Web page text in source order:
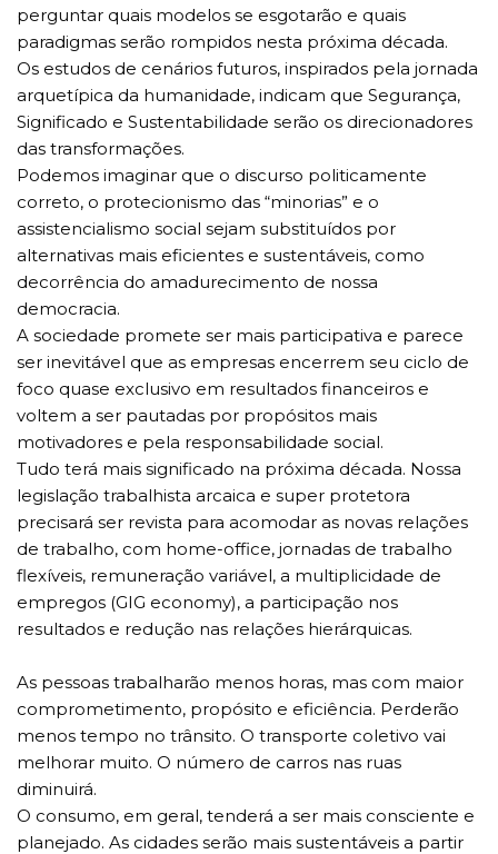
perguntar quais modelos se esgotarão e quais
paradigmas serão rompidos nesta próxima década.
Os estudos de cenários futuros, inspirados pela jornada
arquetípica da humanidade, indicam que Segurança,
Significado e Sustentabilidade serão os direcionadores
das transformações.
Podemos imaginar que o discurso politicamente
correto, o protecionismo das “minorias” e o
assistencialismo social sejam substituídos por
alternativas mais eficientes e sustentáveis, como
decorrência do amadurecimento de nossa
democracia.
A sociedade promete ser mais participativa e parece
ser inevitável que as empresas encerrem seu ciclo de
foco quase exclusivo em resultados financeiros e
voltem a ser pautadas por propósitos mais
motivadores e pela responsabilidade social.
Tudo terá mais significado na próxima década. Nossa
legislação trabalhista arcaica e super protetora
precisará ser revista para acomodar as novas relações
de trabalho, com home-office, jornadas de trabalho
flexíveis, remuneração variável, a multiplicidade de
empregos (GIG economy), a participação nos
resultados e redução nas relações hierárquicas.
As pessoas trabalharão menos horas, mas com maior
comprometimento, propósito e eficiência. Perderão
menos tempo no trânsito. O transporte coletivo vai
melhorar muito. O número de carros nas ruas
diminuirá.
O consumo, em geral, tenderá a ser mais consciente e
planejado. As cidades serão mais sustentáveis a partir